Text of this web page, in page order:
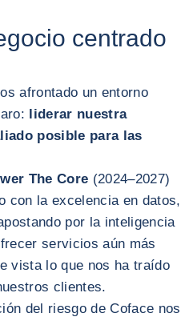
centrado
afrontado un entorno
liderar nuestra
posible para las
The Core (2024–2027)
con la excelencia en datos,
por la inteligencia
servicios aún más
vista lo que nos ha traído
clientes.
del riesgo de Coface nos